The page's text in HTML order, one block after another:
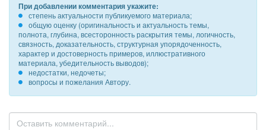
При добавлении комментария укажите:
степень актуальности публикуемого материала;
общую оценку (оригинальность и актуальность темы,
полнота, глубина, всесторонность раскрытия темы, логичность,
связность, доказательность, структурная упорядоченность,
характер и достоверность примеров, иллюстративного
материала, убедительность выводов);
недостатки, недочеты;
вопросы и пожелания Автору.